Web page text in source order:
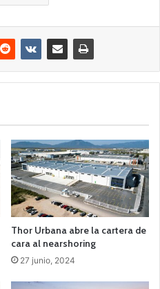
Thor Urbana abre la cartera de
cara al nearshoring
27 junio, 2024